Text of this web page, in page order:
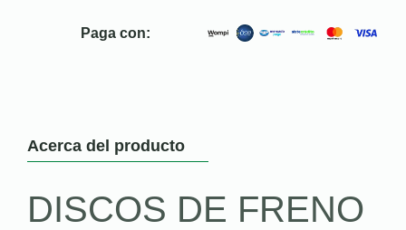
Paga con:
Acerca del producto
DISCOS DE FRENO